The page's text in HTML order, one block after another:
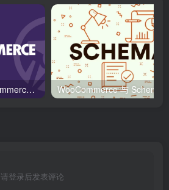
批量编辑多个 WooCommerce 产品变体价格的 2 个方法？
请登录后发表评论